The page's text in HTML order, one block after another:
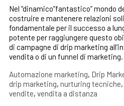
Nel “dinamico”fantastico” mondo
costruire e mantenere relazioni
fondamentale per il successo a
potente per raggiungere questo
di campagne di drip marketing
vendita o di un funnel di
Automazione marketing, Drip
drip marketing, nurturing tecniche,
vendite, vendita a distanza